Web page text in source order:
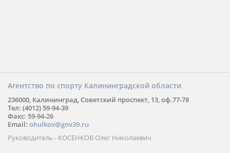
Агентство по спорту Калининградской области
236000, Калининград, Советский проспект, 13, оф.77-78
Тел: (4012) 59-94-39
Факс: 59-94-26
Email: ohulkov@gov39.ru
Руководитель - КОСЕНКОВ Олег Николаевич